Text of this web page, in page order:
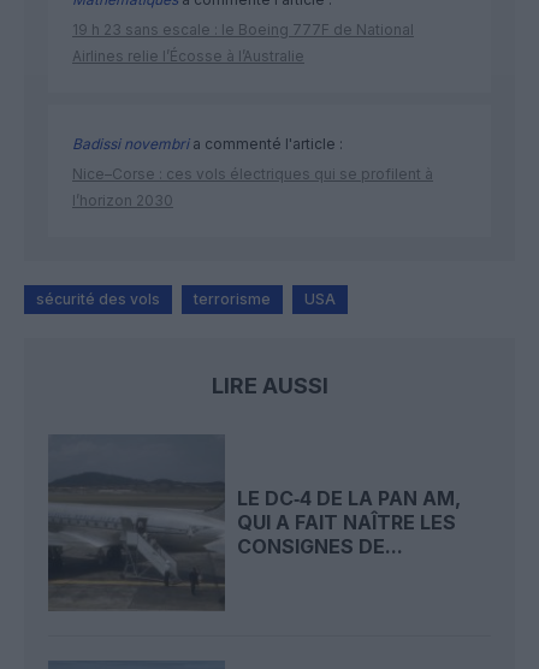
19 h 23 sans escale : le Boeing 777F de National
Airlines relie l’Écosse à l’Australie
Badissi novembria commenté l'article :
Nice–Corse : ces vols électriques qui se profilent à
l’horizon 2030
sécurité des vols terrorisme USA
LIRE AUSSI
LE DC‑4 DE LA PAN AM,
QUI A FAIT NAÎTRE LES
CONSIGNES DE...